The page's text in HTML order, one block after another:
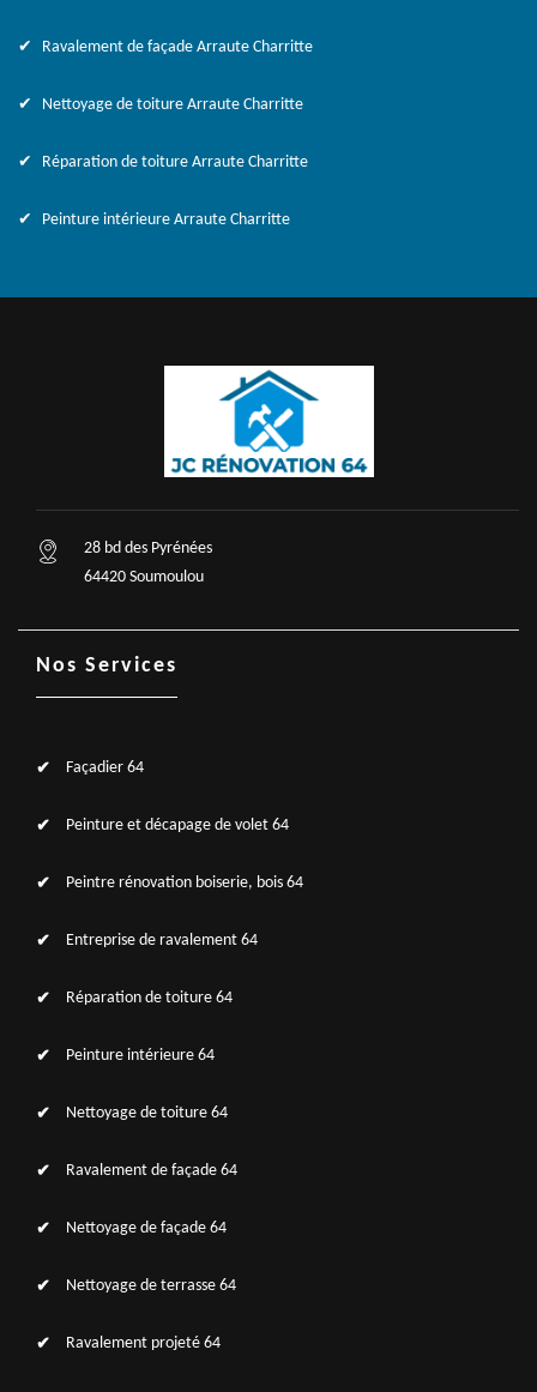
Ravalement de façade Arraute Charritte
Nettoyage de toiture Arraute Charritte
Réparation de toiture Arraute Charritte
Peinture intérieure Arraute Charritte
28 bd des Pyrénées
64420 Soumoulou
Nos Services
Façadier 64
Peinture et décapage de volet 64
Peintre rénovation boiserie, bois 64
Entreprise de ravalement 64
Réparation de toiture 64
Peinture intérieure 64
Nettoyage de toiture 64
Ravalement de façade 64
Nettoyage de façade 64
Nettoyage de terrasse 64
Ravalement projeté 64